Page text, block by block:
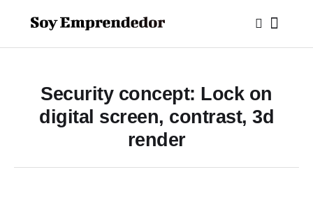
Security concept: Lock on
digital screen, contrast, 3d
render